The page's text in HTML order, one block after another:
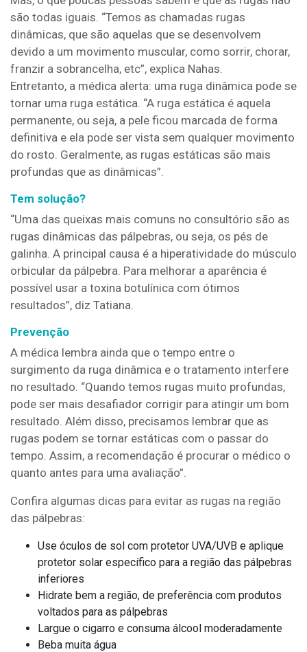
são todas iguais. “Temos as chamadas rugas
dinâmicas, que são aquelas que se desenvolvem
devido a um movimento muscular, como sorrir, chorar,
franzir a sobrancelha, etc”, explica Nahas.
Entretanto, a médica alerta: uma ruga dinâmica pode se
tornar uma ruga estática. “A ruga estática é aquela
permanente, ou seja, a pele ficou marcada de forma
definitiva e ela pode ser vista sem qualquer movimento
do rosto. Geralmente, as rugas estáticas são mais
profundas que as dinâmicas”.
Tem solução?
“Uma das queixas mais comuns no consultório são as
rugas dinâmicas das pálpebras, ou seja, os pés de
galinha. A principal causa é a hiperatividade do músculo
orbicular da pálpebra. Para melhorar a aparência é
possível usar a toxina botulínica com ótimos
resultados”, diz Tatiana.
Prevenção
A médica lembra ainda que o tempo entre o
surgimento da ruga dinâmica e o tratamento interfere
no resultado. “Quando temos rugas muito profundas,
pode ser mais desafiador corrigir para atingir um bom
resultado. Além disso, precisamos lembrar que as
rugas podem se tornar estáticas com o passar do
tempo. Assim, a recomendação é procurar o médico o
quanto antes para uma avaliação”.
Confira algumas dicas para evitar as rugas na região
das pálpebras:
Use óculos de sol com protetor UVA/UVB e aplique
protetor solar específico para a região das pálpebras
inferiores
Hidrate bem a região, de preferência com produtos
voltados para as pálpebras
Largue o cigarro e consuma álcool moderadamente
Beba muita água